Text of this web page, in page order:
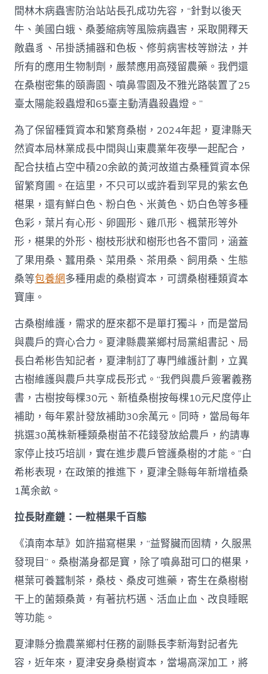
間林木病蟲害防治站站長孔成功先容，“針對以後天
牛、美國白蛾、桑萎縮病等風險病蟲害，采取開釋天
敵蟲豸、吊掛誘捕器和色板、修剪病害枝等辦法，并
所有的應用生物制劑，嚴禁應用高殘留農藥。我們還
在桑樹密集的頤壽園、噴鼻雪園及不雅光路裝置了25
臺太陽能殺蟲燈和65臺主動清蟲殺蟲燈。”
為了保留種質資本和繁育桑樹，2024年起，夏津縣天
然資本局林業成長中間與山東農業年夜學一起配合，
配合扶植占空中積20余畝的黃河故道古桑種質資本保
留繁育圃。在這里，不只可以或許看到罕見的紫玄色
椹果，還有鮮白色、粉白色、米黃色、奶白色等多種
色彩，葉片有心形、卵圓形、雞爪形、楓葉形等外
形，椹果的外形、樹枝形狀和樹形也各不雷同，涵蓋
了果用桑、蠶用桑、菜用桑、茶用桑、飼用桑、生態
桑等包養網多種用處的桑樹資本，可謂桑樹種類資本
寶庫。
古桑樹維護，需求的歷來都不是單打獨斗，而是當局
與農戶的齊心合力。夏津縣農業鄉村局黨組書記、局
長白希彬告知記者，夏津制訂了專門維護計劃，立異
古樹維護與農戶共享成長形式。“我們與農戶簽署義務
書，古樹按每棵30元、新植桑樹按每棵10元尺度停止
補助，每年累計發放補助30余萬元。同時，當局每年
挑選30萬株新種類桑樹苗不花錢發放給農戶，約請專
家停止技巧培訓，實在進步農戶管護桑樹的才能。”白
希彬表現，在政策的推進下，夏津全縣每年新增植桑
1萬余畝。
拉長財產鏈：一粒椹果千百態
《滇南本草》如許描寫椹果，“益腎臟而固精，久服黑
發現目”。桑樹滿身都是寶，除了噴鼻甜可口的椹果，
椹葉可養蠶制茶，桑枝、桑皮可進藥，寄生在桑樹樹
干上的菌類桑黃，有著抗朽邁、活血止血、改良睡眠
等功能。
夏津縣分擔農業鄉村任務的副縣長李新海對記者先
容，近年來，夏津安身桑樹資本，當場高深加工，將